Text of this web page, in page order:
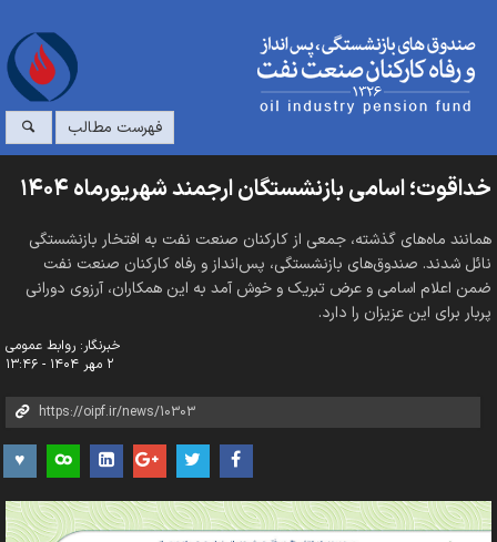
فهرست مطالب
خداقوت؛ اسامی بازنشستگان ارجمند شهریورماه ۱۴۰۴
همانند ماه‌های گذشته، جمعی از کارکنان صنعت نفت به افتخار بازنشستگی
نائل شدند. صندوق‌های بازنشستگی، پس‌انداز و رفاه کارکنان صنعت نفت
ضمن اعلام اسامی و عرض تبریک و خوش آمد به این همکاران، آرزوی دورانی
پربار برای این عزیزان را دارد.
خبرنگار: روابط عمومی
۲ مهر ۱۴۰۴ - ۱۳:۴۶